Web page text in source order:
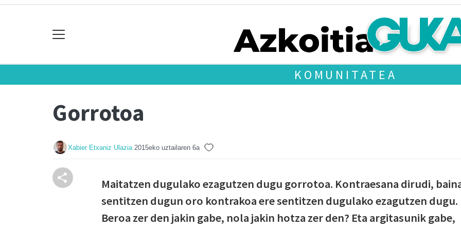
KOMUNITATEA
Gorrotoa
Xabier Etxaniz Ulazia 2015eko uztailaren 6a
Maitatzen dugulako ezagutzen dugu gorrotoa. Kontraesana dirudi,
sentitzen dugun oro kontrakoa ere sentitzen dugulako ezagutzen dugu.
Beroa zer den jakin gabe, nola jakin hotza zer den? Eta argitasunik gabe,